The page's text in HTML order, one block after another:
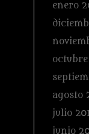
enero
octubre
agosto
julio
junio